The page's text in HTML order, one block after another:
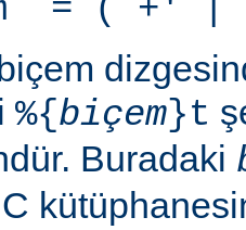
= (`+' |
%{ biçem }t
Buradaki